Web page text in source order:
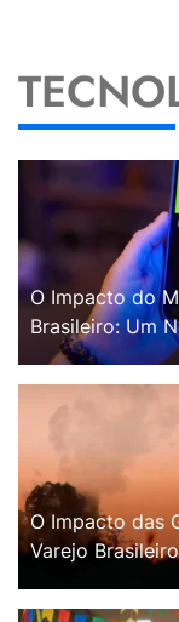
O Impacto do
Brasileiro: Um
O Impacto das
Varejo